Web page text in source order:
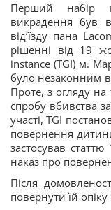
Перший набір
викрадення був
від’їзду пана
рішенні від 19
instance (TGI) м.
було незаконним в
Проте, з огляду
спробу вбивства
участі, TGI
повернення
застосував
наказ про
Після
повернути їй